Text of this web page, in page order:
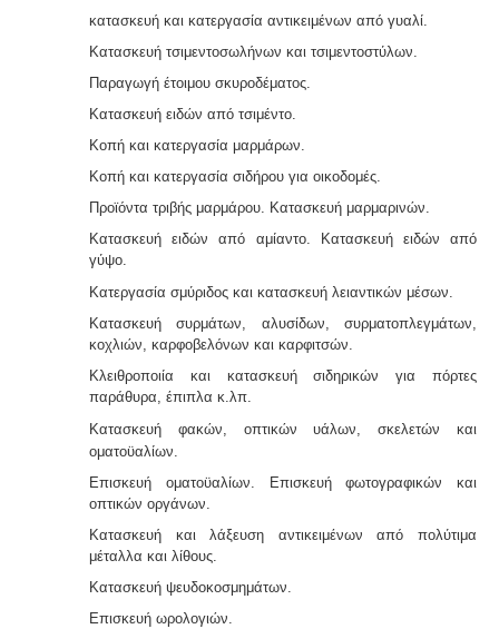
ηλεκτροδότηση αγροτικών γεωτρήσεων ή
εγκαταστάσεων και την εφαρμογή χαμηλού αγροτικού
νερού και του Δελτίου Γεωργοτεχνικών και
Γεωργοοικονομικών Στοιχείων.
δεξαμενής - Οι πισίνες είναι χημικές εγκαταστάσεις
επεξεργασίας νερού σύμφωνα με το προεδρικό
διάταγμα ΠΔ 274/97. Για την λειτουργία της πισίνας
απαιτείται υγειονολογική - χημικοτεχνική μελέτη και
κανονισμός λειτουργίας - ασφαλείας. Η άδεια
λειτουργίας εκδίδεται με διαδικασίες γνωστοποίησης.
κατασκευή και κατεργασία αντικειμένων από γυαλί.
Κατασκευή τσιμεντοσωλήνων και τσιμεντοστύλων.
Παραγωγή έτοιμου σκυροδέματος.
Κατασκευή ειδών από τσιμέντο.
Κοπή και κατεργασία μαρμάρων.
Κοπή και κατεργασία σιδήρου για οικοδομές.
Προϊόντα τριβής μαρμάρου. Κατασκευή μαρμαρινών.
Κατασκευή ειδών από αμίαντο. Κατασκευή ειδών από
γύψο.
Κατεργασία σμύριδος και κατασκευή λειαντικών μέσων.
Κατασκευή συρμάτων, αλυσίδων, συρματοπλεγμάτων,
κοχλιών, καρφοβελόνων και καρφιτσών.
Κλειθροποιία και κατασκευή σιδηρικών για πόρτες
παράθυρα, έπιπλα κ.λπ.
Κατασκευή φακών, οπτικών υάλων, σκελετών και
οματοϋαλίων.
Επισκευή οματοϋαλίων. Επισκευή φωτογραφικών και
οπτικών οργάνων.
Κατασκευή και λάξευση αντικειμένων από πολύτιμα
μέταλλα και λίθους.
Κατασκευή ψευδοκοσμημάτων.
Επισκευή ωρολογιών.